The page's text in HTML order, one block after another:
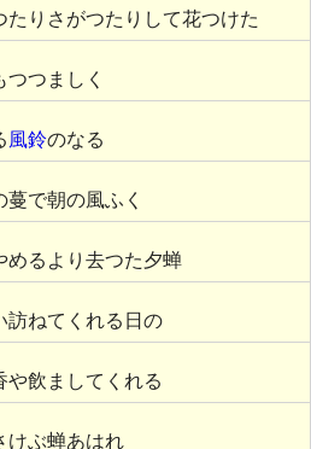
たりさがつたりして花つけた
つつましく
風鈴のなる
で朝の風ふく
めるより去つた夕蝉
訪ねてくれる日の
や飲ましてくれる
けぶ蝉あはれ